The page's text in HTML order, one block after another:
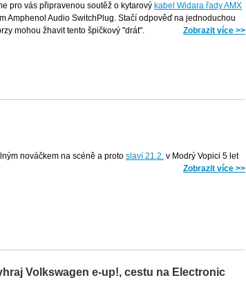
pro vás připravenou soutěž o kytarový kabel Widara řady AMX
Amphenol Audio SwitchPlug. Stačí odpověď na jednoduchou
mohou žhavit tento špičkový "drát".
Zobrazit více >>
nováčkem na scéně a proto slaví 21.2. v Modrý Vopici 5 let
Zobrazit více >>
Volkswagen e-up!, cestu na Electronic